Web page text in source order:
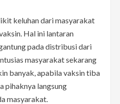
keluhan dari masyarakat
Hal ini lantaran
pada distribusi dari
masyarakat sekarang
banyak, apabila vaksin tiba
pihaknya langsung
masyarakat.